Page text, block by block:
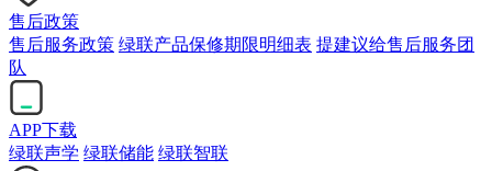
售后政策
售后服务政策 绿联产品保修期限明细表 提建议给售后服务团
队
APP下载
绿联声学 绿联储能 绿联智联